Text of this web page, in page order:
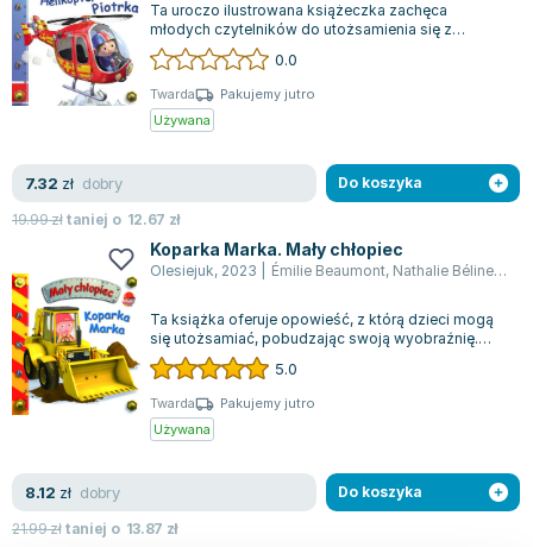
Ta uroczo ilustrowana książeczka zachęca
młodych czytelników do utożsamienia się z
głównym bohaterem i rozbudzenia swojej
wyobraźn...
0.0
Twarda
Pakujemy jutro
Używana
7.32 zł dobry
19.99złtaniej o 12.67 zł
Do koszyka
Koparka Marka. Mały chłopiec
Olesiejuk, 2023 Émilie Beaumont, Nathalie Bélineau
Ta książka oferuje opowieść, z którą dzieci mogą
się utożsamiać, pobudzając swoją wyobraźnię.
Marek, operator koparki, zatrzymuje...
5.0
Twarda
Pakujemy jutro
Używana
8.12 zł dobry
21.99złtaniej o 13.87 zł
Do koszyka